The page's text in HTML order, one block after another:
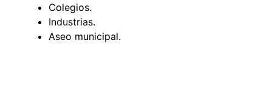
Colegios.
Industrias.
Aseo municipal.